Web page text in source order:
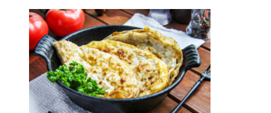
о
Пюре
из
кабачка